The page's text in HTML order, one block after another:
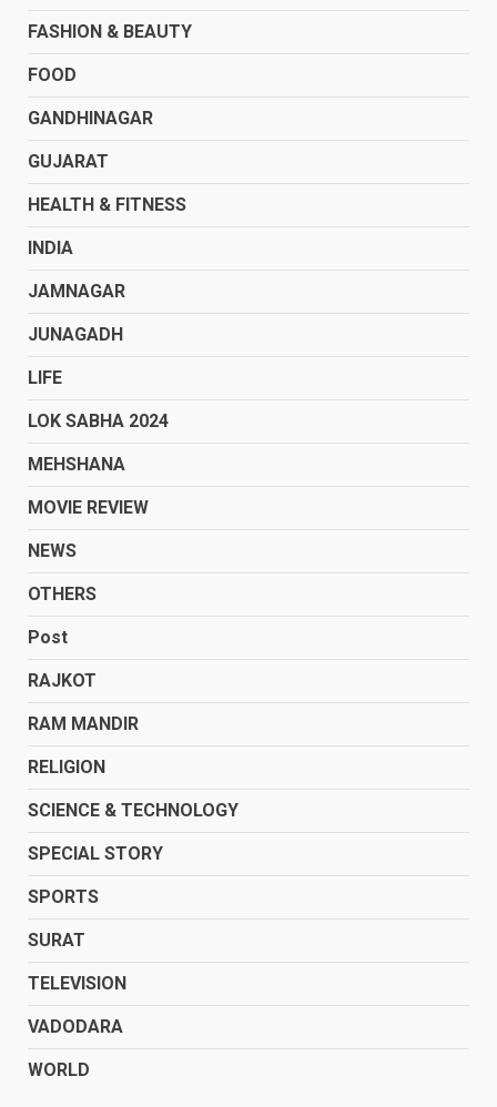
FASHION & BEAUTY
FOOD
GANDHINAGAR
GUJARAT
HEALTH & FITNESS
INDIA
JAMNAGAR
JUNAGADH
LIFE
LOK SABHA 2024
MEHSHANA
MOVIE REVIEW
NEWS
OTHERS
Post
RAJKOT
RAM MANDIR
RELIGION
SCIENCE & TECHNOLOGY
SPECIAL STORY
SPORTS
SURAT
TELEVISION
VADODARA
WORLD